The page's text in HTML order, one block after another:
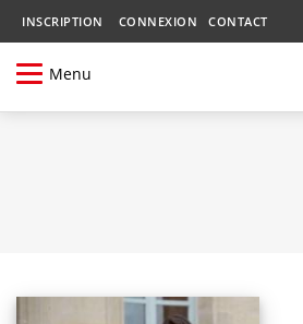
INSCRIPTION CONNEXION CONTACT
Menu